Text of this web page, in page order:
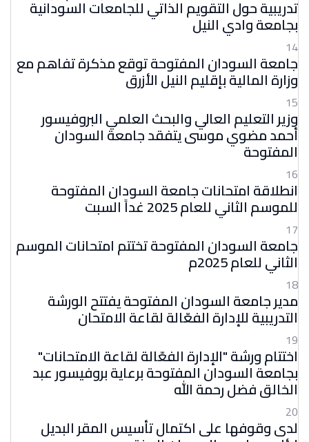
تدريبية حول التقويم الذاتي للجامعات السودانية
بجامعة وادي النيل
14
جامعة السودان المفتوحة توقع مذكرة تفاهم مع
وزارة المالية بإقليم النيل الأزرق
15
وزير التعليم العالي والبحث العلمي البروفيسور
أحمد مضوي موسى يتفقد جامعة السودان
المفتوحة
16
انطلاقة امتحانات جامعة السودان المفتوحة
للموسم الثاني للعام 2025 غداً السبت
17
جامعة السودان المفتوحة تختتم امتحانات الموسم
الثاني للعام 2025م
18
مدير جامعة السودان المفتوحة يفتتح الورشة
التدريبية للإدارة الفعّالة لقاعة الامتحان
19
اختتام ورشة "الإدارة الفعّالة لقاعة الامتحانات"
بجامعة السودان المفتوحة برعاية بروفيسور عبد
الخالق فضل رحمة الله
20
لدى وقوفها على اكتمال تأسيس المقر البديل